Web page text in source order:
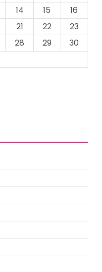
14 15
16
21 22
23
28 29
30